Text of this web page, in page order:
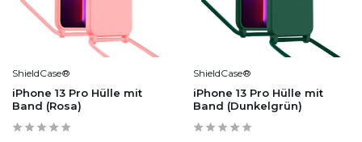
ShieldCase®
iPhone 13 Pro Hülle mit
Band (Rosa)
ShieldCase®
iPhone 13 Pro Hülle mit
Band (Dunkelgrün)